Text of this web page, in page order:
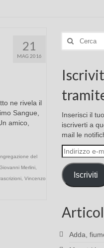
21
MAG 2016
ne rivela il
Sangue,
amico,
del
Merlini,
, Vincenzo
Cerca:
Inserisci il
iscriverti a
mail le
Indirizzo
e-
mail
Iscriviti
Adda,